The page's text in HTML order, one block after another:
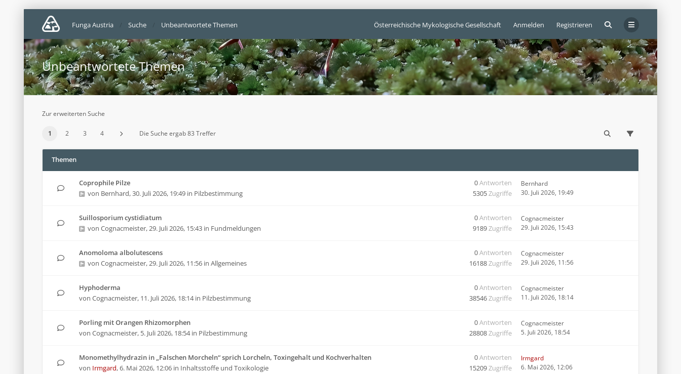
Österreichische Mykologische Gesellschaft Anmelden Registrieren
Funga Austria Suche Unbeantwortete Themen
Unbeantwortete Themen
Zur erweiterten Suche
1 2 3 4 Die Suche ergab 83 Treffer
Themen
Coprophile Pilze
von Bernhard,30. Juli 2026, 19:49 in Pilzbestimmung
0Antworten
5305Zugriffe
Bernhard
30. Juli 2026, 19:49
Suillosporium cystidiatum
von Cognacmeister,29. Juli 2026, 15:43 in Fundmeldungen
0Antworten
9189Zugriffe
Cognacmeister
29. Juli 2026, 15:43
Anomoloma albolutescens
von Cognacmeister,29. Juli 2026, 11:56 in Allgemeines
0Antworten
16188Zugriffe
Cognacmeister
29. Juli 2026, 11:56
Hyphoderma
von Cognacmeister, 11. Juli 2026, 18:14in Pilzbestimmung
0Antworten
38546Zugriffe
Cognacmeister
11. Juli 2026, 18:14
Porling mit Orangen Rhizomorphen
von Cognacmeister, 5. Juli 2026, 18:54in Pilzbestimmung
0Antworten
28808Zugriffe
Cognacmeister
5. Juli 2026, 18:54
Monomethylhydrazin in „Falschen Morcheln“ sprich Lorcheln, Toxingehalt und Kochverhalten
von Irmgard,6. Mai 2026, 12:06 in Inhaltsstoffe und Toxikologie
0Antworten
15209Zugriffe
Irmgard
6. Mai 2026, 12:06